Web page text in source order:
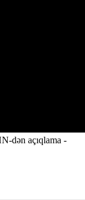
dən açıqlama -